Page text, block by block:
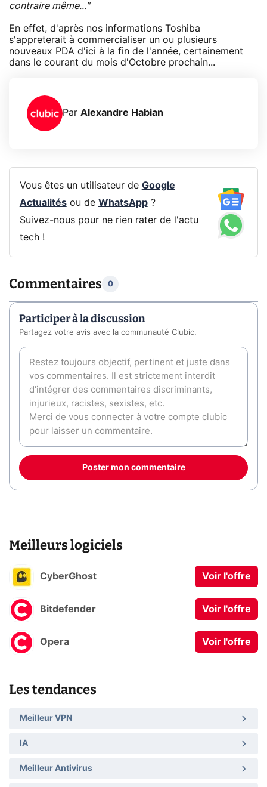
contraire même..."
En effet, d'après nos informations Toshiba
s'appreterait à commercialiser un ou plusieurs
nouveaux PDA d'ici à la fin de l'année, certainement
dans le courant du mois d'Octobre prochain...
Par Alexandre Habian
Vous êtes un utilisateur de Google
Actualitésou de WhatsApp?
Suivez-nous pour ne rien rater de l'actu
tech !
Commentaires 0
Participer à la discussion
Partagez votre avis avec la communauté Clubic.
Poster mon commentaire
Meilleurs logiciels
CyberGhost Voir l'offre
Bitdefender Voir l'offre
Opera Voir l'offre
Les tendances
Meilleur VPN
IA
Meilleur Antivirus